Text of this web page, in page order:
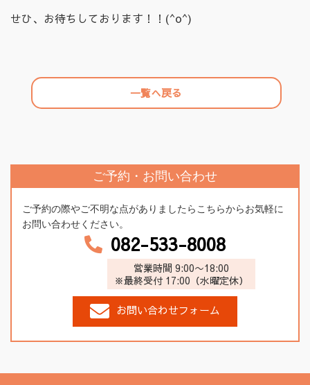
せひ、お待ちしております！！(^o^)
一覧へ戻る
ご予約・お問い合わせ
ご予約の際やご不明な点がありましたらこちらからお気軽に
お問い合わせください。
082-533-8008
営業時間 9:00〜18:00
※最終受付 17:00（水曜定休）
お問い合わせフォーム